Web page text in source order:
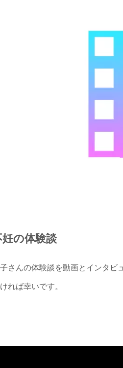
の体験談
さんの体験談を動画とインタ
れば幸いです。